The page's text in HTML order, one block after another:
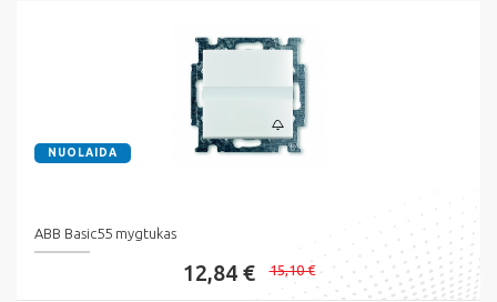
NUOLAIDA
ABB Basic55 mygtukas
12,84 € 15,10 €